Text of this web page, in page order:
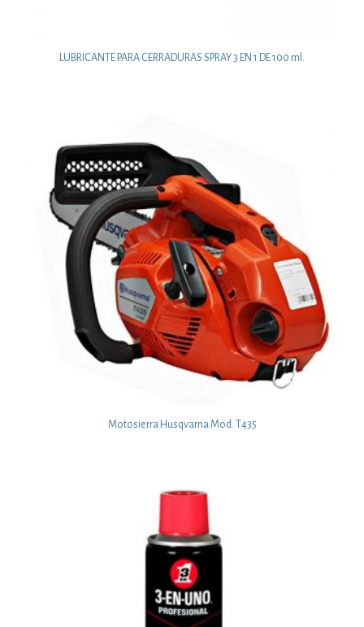
LUBRICANTE PARA CERRADURAS SPRAY 3 EN 1 DE 100 ml.
Motosierra Husqvarna Mod. T435